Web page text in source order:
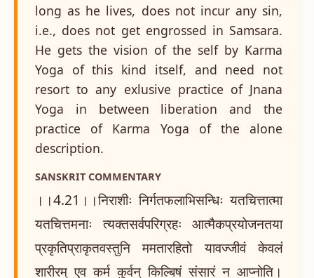
long as he lives, does not incur any sin,
i.e., does not get engrossed in Samsara.
He gets the vision of the self by Karma
Yoga of this kind itself, and need not
resort to any exlusive practice of Jnana
Yoga in between liberation and the
practice of Karma Yoga of the alone
description.
SANSKRIT COMMENTARY
।।4.21।।निराशीः निर्गतफलाभिसन्धिः यतचित्तात्मा
यतचित्तमनाः त्यक्तसर्वपरिग्रहः आत्मैकप्रयोजनतया
प्रकृतिप्राकृतवस्तुनि ममतारहितो यावज्जीवं केवलं
शारीरम् एव कर्म कुर्वन् किल्बिषं संसारं न आप्नोति।